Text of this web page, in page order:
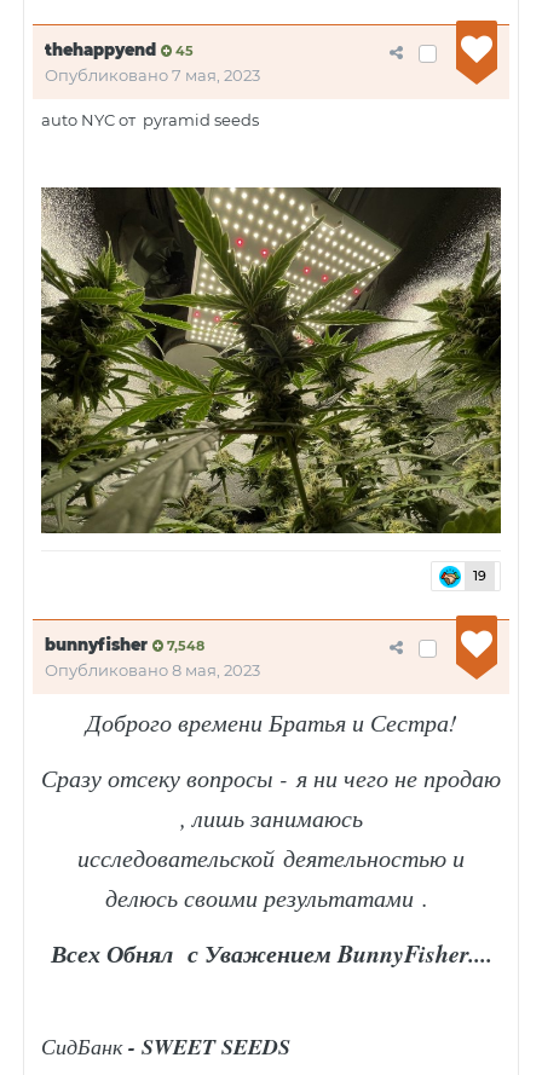
thehappyend 45
Опубликовано7 мая, 2023
auto NYC от pyramid seeds
19
bunnyfisher 7,548
Опубликовано8 мая, 2023
Доброго времени Братья и Сестра!
Сразу отсеку вопросы - я ни чего не продаю
, лишь занимаюсь
исследовательской деятельностью и
делюсь своими результатами .
Всех Обнял с Уважением BunnyFisher....
СидБанк- SWEET SEEDS